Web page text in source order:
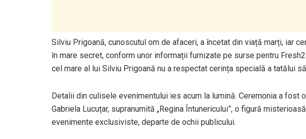
Silviu Prigoană, cunoscutul om de afaceri, a încetat din viață marți, iar
în mare secret, conform unor informații furnizate pe surse pentru
cel mare al lui Silviu Prigoană nu a respectat cerința specială a tatălui
Detalii din culisele evenimentului ies acum la lumină. Ceremonia a fost
Gabriela Lucuțar, supranumită „Regina Întunericului”, o figură
evenimente exclusiviste, departe de ochii publicului.